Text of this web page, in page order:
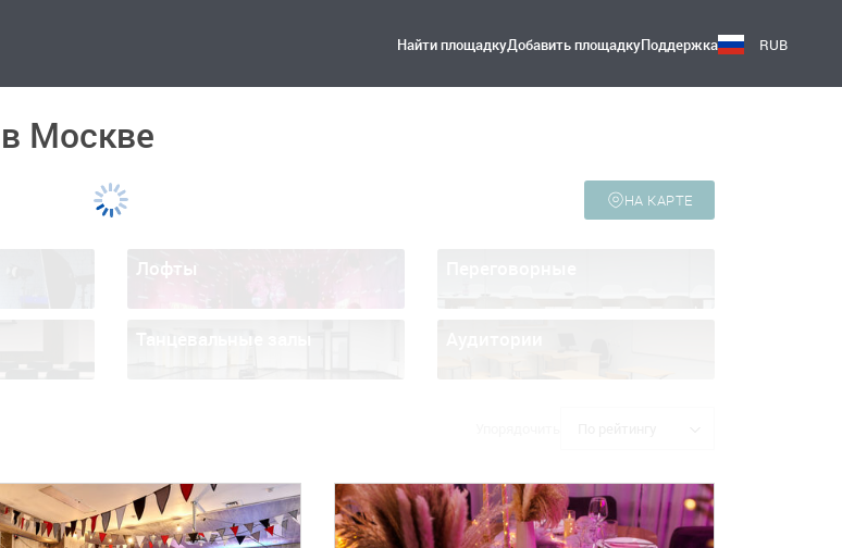
Найти площадкуДобавить площадкуПоддержка RUB
Москве
НА КАРТЕ
Лофты
Танцевальные залы